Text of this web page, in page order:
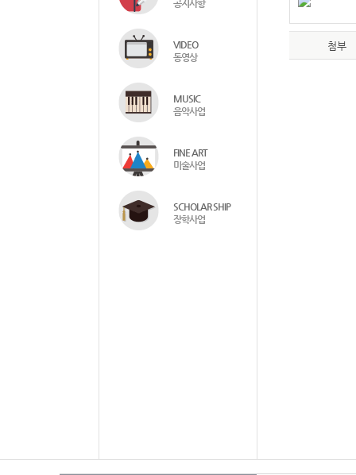
공지사항
VIDEO
동영상
MUSIC
음악사업
FINE ART
미술사업
SCHOLAR SHIP
장학사업
첨부